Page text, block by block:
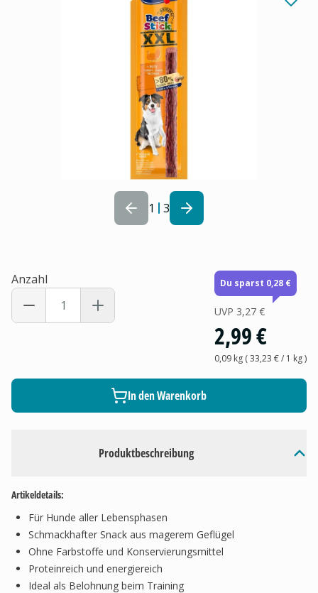
1 3
Produktbeschreibung
Artikeldetails:
Für Hunde aller Lebensphasen
Schmackhafter Snack aus magerem Geflügel
Ohne Farbstoffe und Konservierungsmittel
Proteinreich und energiereich
Ideal als Belohnung beim Training
Anzahl Du sparst 0,28 €
UVP 3,27 €
2,99 €
0,09 kg(33,23 €/ 1 kg)
In den Warenkorb